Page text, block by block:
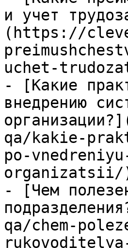
и учет
(https://
uchet-
- [Какие
внедрению
qa/kakie-
po-
organizatsii/
- [Чем
qa/chem-